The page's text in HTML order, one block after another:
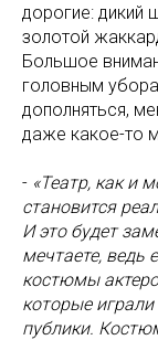
дорогие: дикий
золотой
Большое
головным
дополняться,
даже какое-то
- «Театр, как и
становится
И это будет
мечтаете, ведь
костюмы
которые
публики.